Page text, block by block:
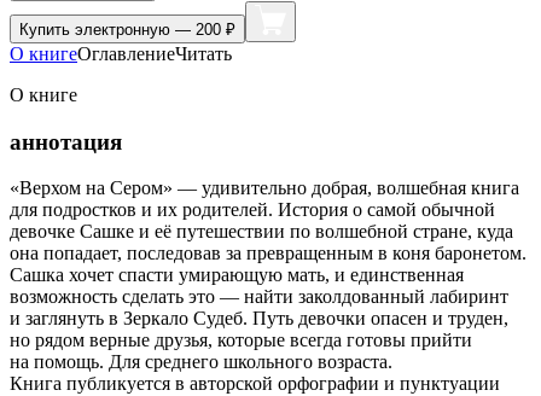
Купить электронную — 200 ₽
О книгеОглавлениеЧитать
О книге
аннотация
«Верхом на Сером» — удивительно добрая, волшебная книга
для подростков и их родителей. История о самой обычной
девочке Сашке и её путешествии по волшебной стране, куда
она попадает, последовав за превращенным в коня баронетом.
Сашка хочет спасти умирающую мать, и единственная
возможность сделать это — найти заколдованный лабиринт
и заглянуть в Зеркало Судеб. Путь девочки опасен и труден,
но рядом верные друзья, которые всегда готовы прийти
на помощь. Для среднего школьного возраста.
Книга публикуется в авторской орфографии и пунктуации